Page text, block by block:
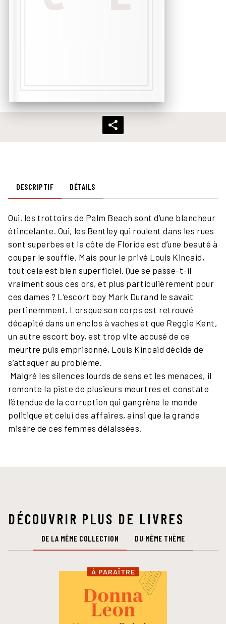
DESCRIPTIF DÉTAILS
Oui, les trottoirs de Palm Beach sont d’une blancheur
étincelante. Oui, les Bentley qui roulent dans les rues
sont superbes et la côte de Floride est d’une beauté à
couper le souffle. Mais pour le privé Louis Kincaid,
tout cela est bien superficiel. Que se passe-t-il
vraiment sous ces ors, et plus particulièrement pour
ces dames ? L’escort boy Mark Durand le savait
pertinemment. Lorsque son corps est retrouvé
décapité dans un enclos à vaches et que Reggie Kent,
un autre escort boy, est trop vite accusé de ce
meurtre puis emprisonné, Louis Kincaid décide de
s’attaquer au problème.
Malgré les silences lourds de sens et les menaces, il
remonte la piste de plusieurs meurtres et constate
l’étendue de la corruption qui gangrène le monde
politique et celui des affaires, ainsi que la grande
misère de ces femmes délaissées.
DÉCOUVRIR PLUS DE LIVRES
DE LA MÊME COLLECTION DU MÊME THÈME
À PARAÎTRE